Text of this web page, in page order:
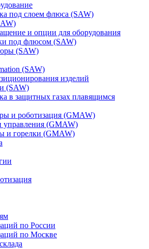
под слоем флюса (SAW)
и опции для оборудования
под флюсом (SAW)
(SAW)
(SAW)
изделий
(SAW)
в защитных газах плавящимся
и роботизация (GMAW)
управления (GMAW)
и горелки (GMAW)
по России
по Москве